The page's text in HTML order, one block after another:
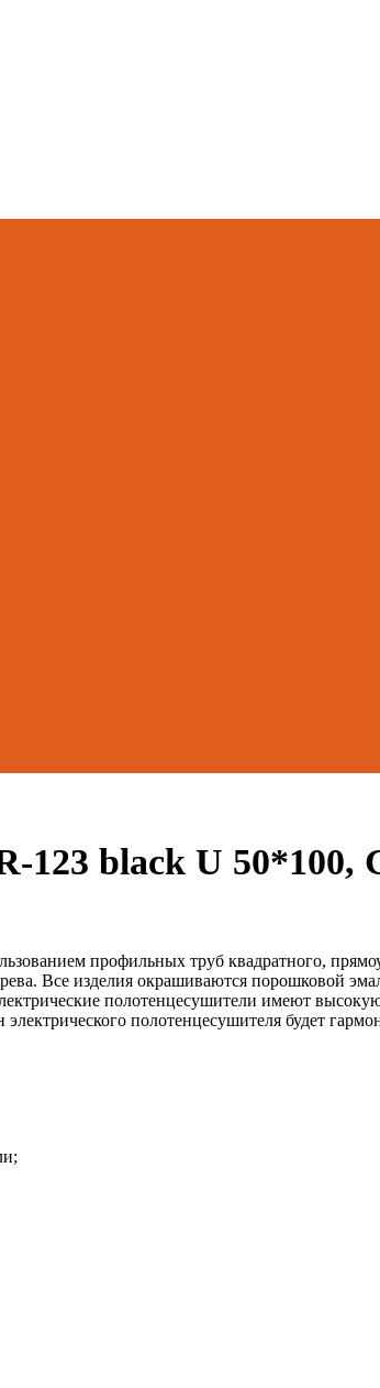
123 black U 50*100,
профильных труб квадратного,
Все изделия окрашиваются порошковой
полотенцесушители имеют
полотенцесушителя будет